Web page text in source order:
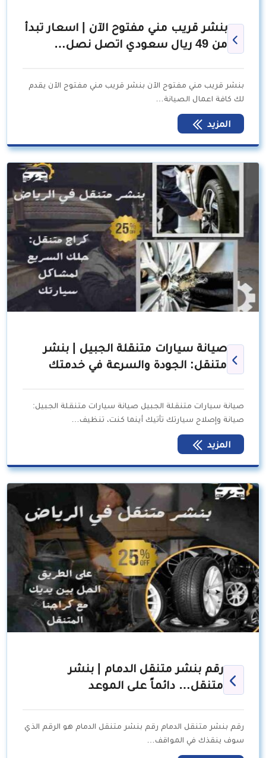
بنشر قريب مني مفتوح الآن | اسعار تبدأ
من 49 ريال سعودي اتصل نصل…
بنشر قريب مني مفتوح الآن بنشر قريب مني مفتوح الآن يقدم
لك كافة اعمال الصيانة…
المزيد
صيانة سيارات متنقلة الجبيل | بنشر
متنقل: الجودة والسرعة في خدمتك
صيانة سيارات متنقلة الجبيل صيانة سيارات متنقلة الجبيل:
صيانة وإصلاح سيارتك تأتيك أينما كنت، تنظيف…
المزيد
رقم بنشر متنقل الدمام | بنشر
متنقل… دائماً على الموعد
رقم بنشر متنقل الدمام رقم بنشر متنقل الدمام هو الرقم الذي
سوف ينقذك في المواقف…